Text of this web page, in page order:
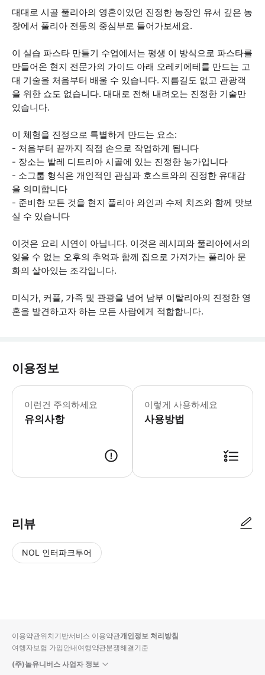
대대로 시골 풀리아의 영혼이었던 진정한 농장인 유서 깊은 농
장에서 풀리아 전통의 중심부로 들어가보세요.
이 실습 파스타 만들기 수업에서는 평생 이 방식으로 파스타를
만들어온 현지 전문가의 가이드 아래 오레키에테를 만드는 고
대 기술을 처음부터 배울 수 있습니다. 지름길도 없고 관광객
을 위한 쇼도 없습니다. 대대로 전해 내려오는 진정한 기술만
있습니다.
이 체험을 진정으로 특별하게 만드는 요소:
- 처음부터 끝까지 직접 손으로 작업하게 됩니다
- 장소는 발레 디트리아 시골에 있는 진정한 농가입니다
- 소그룹 형식은 개인적인 관심과 호스트와의 진정한 유대감
을 의미합니다
- 준비한 모든 것을 현지 풀리아 와인과 수제 치즈와 함께 맛보
실 수 있습니다
이것은 요리 시연이 아닙니다. 이것은 레시피와 풀리아에서의
잊을 수 없는 오후의 추억과 함께 집으로 가져가는 풀리아 문
화의 살아있는 조각입니다.
미식가, 커플, 가족 및 관광을 넘어 남부 이탈리아의 진정한 영
혼을 발견하고자 하는 모든 사람에게 적합합니다.
이용정보
이런건 주의하세요
유의사항
활동에 적합한 복장을 착용하는 것이
이렇게 사용하세요
사용방법
리뷰
NOL 인터파크투어
입니
다.
순
상
이용약관위치기반서비스 이용약관개인정보 처리방침
여행자보험 가입안내여행약관분쟁해결기준
(주)놀유니버스 사업자 정보